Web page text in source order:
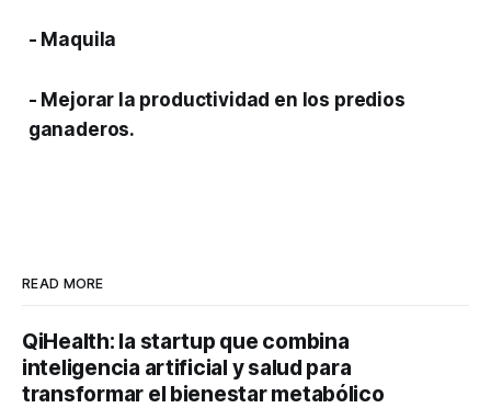
- Maquila
- Mejorar la productividad en los predios
ganaderos.
READ MORE
QiHealth: la startup que combina
inteligencia artificial y salud para
transformar el bienestar metabólico